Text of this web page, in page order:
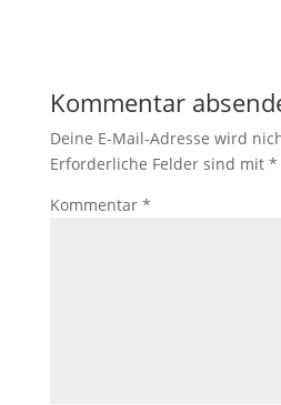
Kommentar
Deine E-Mail-Adresse wird
Erforderliche Felder sind mit *
Kommentar *